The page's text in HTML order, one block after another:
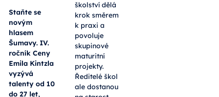
Staňte se
novým
hlasem
Šumavy. IV.
ročník Ceny
Emila Kintzla
vyzývá
talenty od 10
do 27 let,
školství dělá
krok směrem
k praxi a
povoluje
skupinové
maturitní
projekty.
Ředitelé škol
ale dostanou